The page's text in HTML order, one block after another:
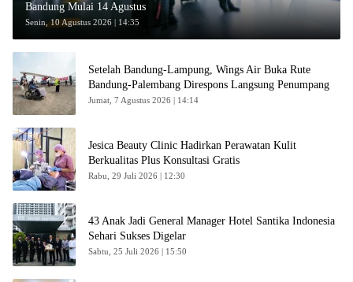
Bandung Mulai 14 Agustus
Senin, 10 Agustus 2026 | 14:35
Setelah Bandung-Lampung, Wings Air Buka Rute
Bandung-Palembang Direspons Langsung Penumpang
Jumat, 7 Agustus 2026 | 14:14
Jesica Beauty Clinic Hadirkan Perawatan Kulit
Berkualitas Plus Konsultasi Gratis
Rabu, 29 Juli 2026 | 12:30
43 Anak Jadi General Manager Hotel Santika Indonesia
Sehari Sukses Digelar
Sabtu, 25 Juli 2026 | 15:50